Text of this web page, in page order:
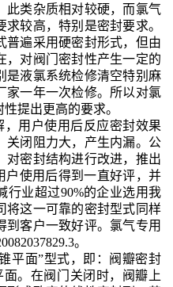
此类杂质相对较硬，而氯气
较高，特别是密封要求。
普遍采用硬密封形式，但由
，对阀门密封性产生一定的
是液氯系统检修清空特别麻
家一年一次检修。所以对氯
提出更高的要求。
用户使用后反应密封效果
关闭阻力大，产生内漏。公
对密封结构进行改进，推出
户使用后得到一直好评，并
行业超过90%的企业选用我
将这一可靠的密封型式同样
到客户一致好评。氯气专用
。
平面”型式，即：阀瓣密封
。在阀门关闭时，阀瓣上